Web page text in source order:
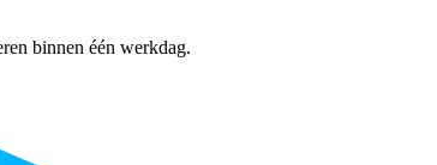
binnen één werkdag.